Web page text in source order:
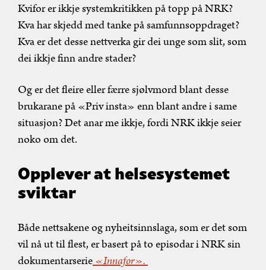
Kvifor er ikkje systemkritikken på topp på NRK?
Kva har skjedd med tanke på samfunnsoppdraget?
Kva er det desse nettverka gir dei unge som slit, som
dei ikkje finn andre stader?
Og er det fleire eller færre sjølvmord blant desse
brukarane på «Priv insta» enn blant andre i same
situasjon? Det anar me ikkje, fordi NRK ikkje seier
noko om det.
Opplever at helsesystemet
sviktar
Både nettsakene og nyheitsinnslaga, som er det som
vil nå ut til flest, er basert på to episodar i NRK sin
dokumentarserie«Innafor».